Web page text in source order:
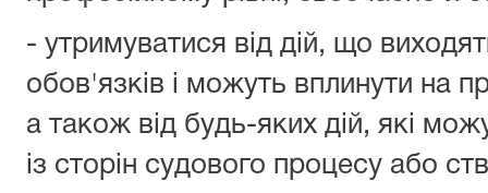
- утримуватися від дій, що
обов'язків і можуть вплинути на
а також від будь-яких дій, які
із сторін судового процесу або